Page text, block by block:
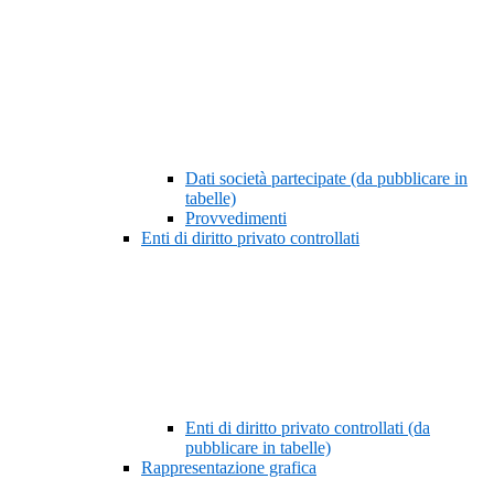
Dati società partecipate (da pubblicare in
tabelle)
Provvedimenti
Enti di diritto privato controllati
Enti di diritto privato controllati (da
pubblicare in tabelle)
Rappresentazione grafica